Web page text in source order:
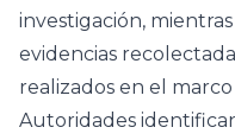
investigación,
evidencias
realizados en el
Autoridades